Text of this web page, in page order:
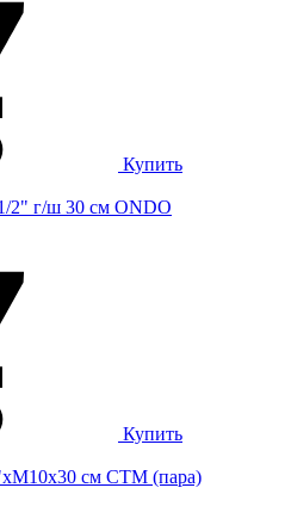
Купить
2" г/ш 30 cм ONDO
Купить
см CTM (пара)